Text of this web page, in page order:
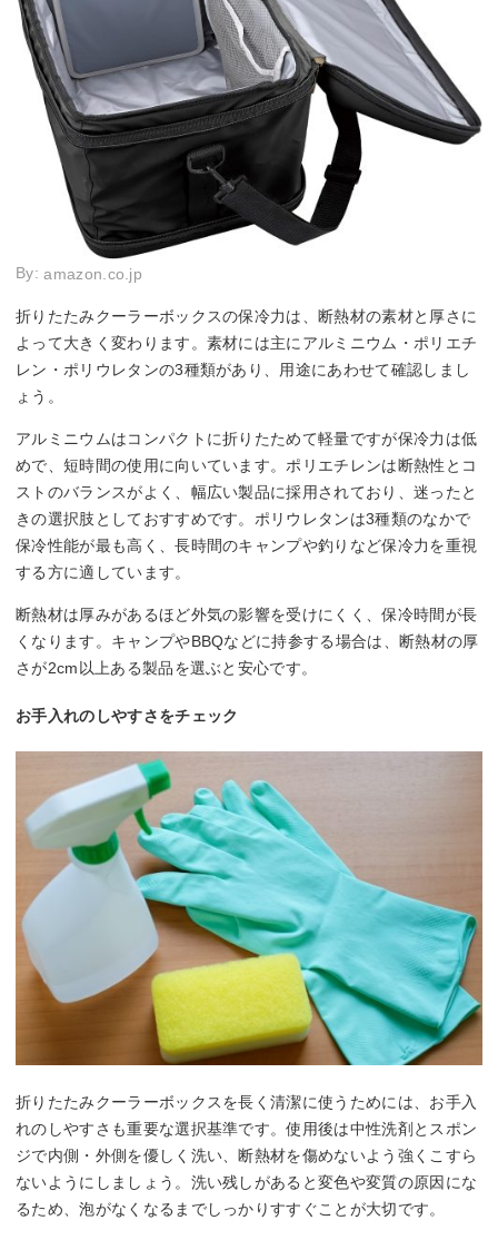
By:amazon.co.jp
折りたたみクーラーボックスの保冷力は、断熱材の素材と厚さに
よって大きく変わります。素材には主にアルミニウム・ポリエチ
レン・ポリウレタンの3種類があり、用途にあわせて確認しまし
ょう。
アルミニウムはコンパクトに折りたためて軽量ですが保冷力は低
めで、短時間の使用に向いています。ポリエチレンは断熱性とコ
ストのバランスがよく、幅広い製品に採用されており、迷ったと
きの選択肢としておすすめです。ポリウレタンは3種類のなかで
保冷性能が最も高く、長時間のキャンプや釣りなど保冷力を重視
する方に適しています。
断熱材は厚みがあるほど外気の影響を受けにくく、保冷時間が長
くなります。キャンプやBBQなどに持参する場合は、断熱材の厚
さが2cm以上ある製品を選ぶと安心です。
お手入れのしやすさをチェック
折りたたみクーラーボックスを長く清潔に使うためには、お手入
れのしやすさも重要な選択基準です。使用後は中性洗剤とスポン
ジで内側・外側を優しく洗い、断熱材を傷めないよう強くこすら
ないようにしましょう。洗い残しがあると変色や変質の原因にな
るため、泡がなくなるまでしっかりすすぐことが大切です。